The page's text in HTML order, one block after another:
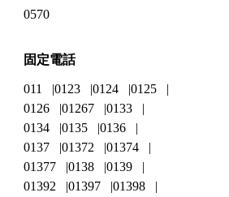
0570
固定電話
011 0123 0124
0125
0126
01267
0133
0134
0135
0136
0137
01372
01374
01377
0138
0139
01392
01397
01398